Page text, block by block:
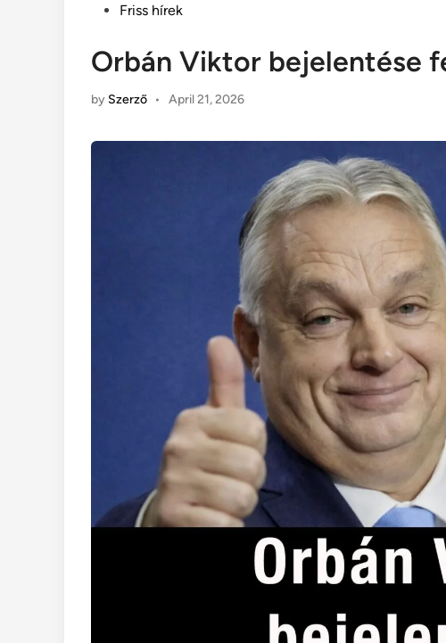
PostedFriss hírek
Orbán Viktor bejelentése
by Szerző • April 21, 2026